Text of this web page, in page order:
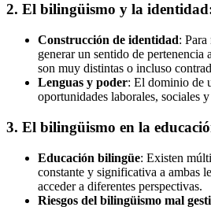
2. El bilingüismo y la
Construcción de identidad:
generar un sentido de
son muy distintas o incluso
Lenguas y poder: El dominio de
oportunidades laborales, sociales
3. El bilingüismo en la
Educación bilingüe: Existen
constante y significativa a ambas
acceder a diferentes perspectivas.
Riesgos del bilingüismo mal